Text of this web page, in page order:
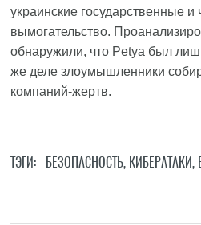
украинские государственные
вымогательство.
обнаружили, что Petya был
же деле злоумышленники
компаний-жертв.
ТЭГИ: БЕЗОПАСНОСТЬ, КИБЕРАТАКИ,